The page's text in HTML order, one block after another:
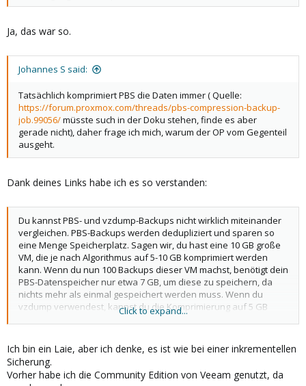
Ja, das war so.
Johannes S said:
Tatsächlich komprimiert PBS die Daten immer ( Quelle:
https://forum.proxmox.com/threads/pbs-compression-backup-
job.99056/müsste such in der Doku stehen, finde es aber
gerade nicht), daher frage ich mich, warum der OP vom Gegenteil
ausgeht.
Dank deines Links habe ich es so verstanden:
Du kannst PBS- und vzdump-Backups nicht wirklich miteinander
vergleichen. PBS-Backups werden dedupliziert und sparen so
eine Menge Speicherplatz. Sagen wir, du hast eine 10 GB große
VM, die je nach Algorithmus auf 5-10 GB komprimiert werden
kann. Wenn du nun 100 Backups dieser VM machst, benötigt dein
PBS-Datenspeicher nur etwa 7 GB, um diese zu speichern, da
nichts mehr als einmal gespeichert werden muss. Wenn du
vzdump verwendest, kannst du die Komprimierung auf 5 GB
reduzieren, aber da du diese 5 GB 100 Mal speichern musst,
benötigen würde. Die Komprimierung spielt also keine Rolle,
wenn du mehr als ein Backup von jeder VM erstellst. PBS ist also
in fast allen Fällen vorzuziehen.
Click to expand...
Ich bin ein Laie, aber ich denke, es ist wie bei einer inkrementellen
Sicherung.
Vorher habe ich die Community Edition von Veeam genutzt, da